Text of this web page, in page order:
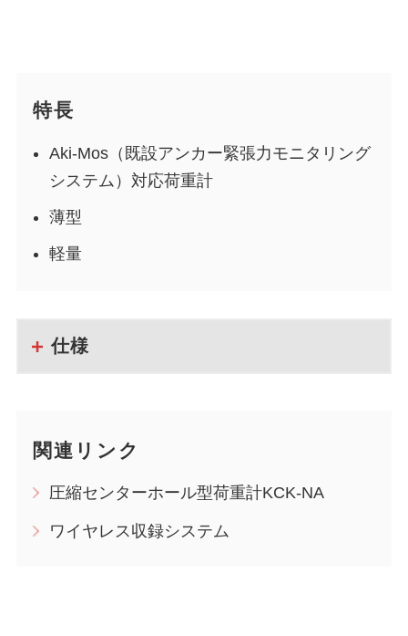
特長
Aki-Mos（既設アンカー緊張力モニタリング
システム）対応荷重計
薄型
軽量
仕様
関連リンク
圧縮センターホール型荷重計KCK-NA
ワイヤレス収録システム